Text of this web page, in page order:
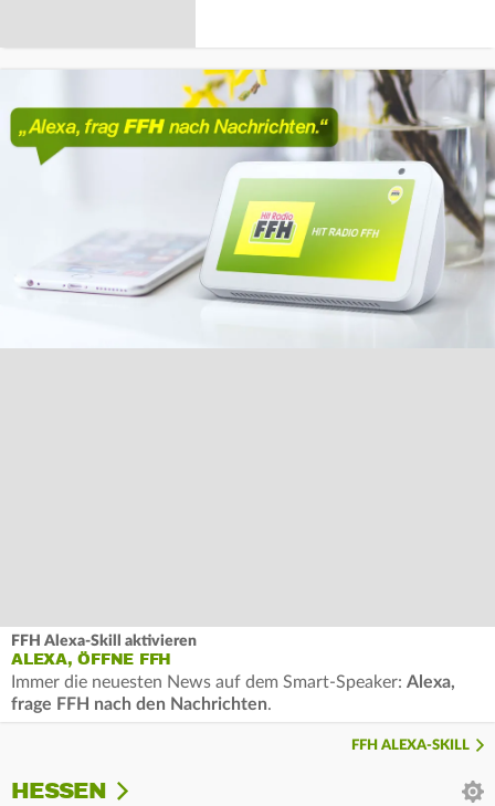
FFH Alexa-Skill aktivieren
ALEXA, ÖFFNE FFH
Immer die neuesten News auf dem Smart-Speaker: Alexa,
frage FFH nach den Nachrichten.
FFH ALEXA-SKILL
HESSEN